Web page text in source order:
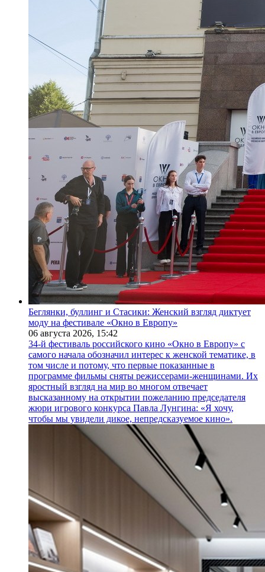
Беглянки, буллинг и Стасики: Женский взгляд диктует
моду на фестивале «Окно в Европу»
06 августа 2026, 15:42
34-й фестиваль российского кино «Окно в Европу» с
самого начала обозначил интерес к женской тематике, в
том числе и потому, что первые показанные в
программе фильмы сняты режиссерами-женщинами. Их
яростный взгляд на мир во многом отвечает
высказанному на открытии пожеланию председателя
жюри игрового конкурса Павла Лунгина: «Я хочу,
чтобы мы увидели дикое, непредсказуемое кино».